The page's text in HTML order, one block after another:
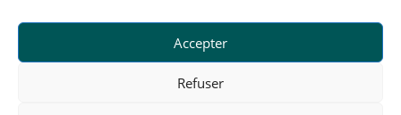
Accepter
Refuser